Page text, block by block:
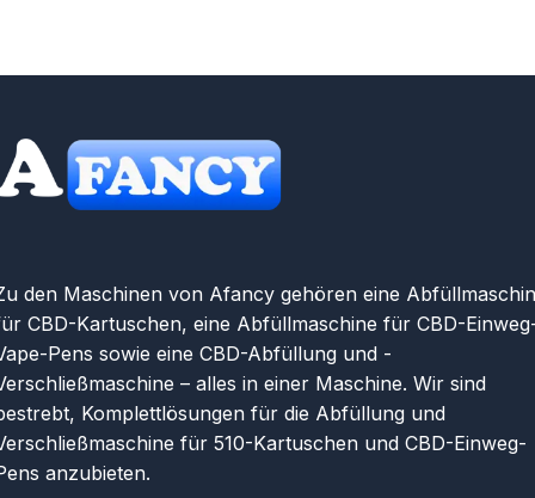
den Maschinen von Afancy gehören eine
CBD-Kartuschen, eine Abfüllmaschine für CBD-
Pens sowie eine CBD-Abfüllung und -
– alles in einer Maschine. Wir sind
Komplettlösungen für die Abfüllung und
für 510-Kartuschen und CBD-Einweg-
anzubieten.